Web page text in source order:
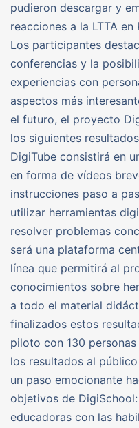
pudieron descargar y
reacciones a la LTTA
Los participantes
conferencias y la
experiencias con
aspectos más
el futuro, el proyecto
los siguientes
DigiTube consistirá en
en forma de vídeos
instrucciones paso a
utilizar herramientas
resolver problemas
será una plataforma
línea que permitirá al
conocimientos sobre
a todo el material
finalizados estos
piloto con 130
los resultados al
un paso emocionante
objetivos de
educadoras con las